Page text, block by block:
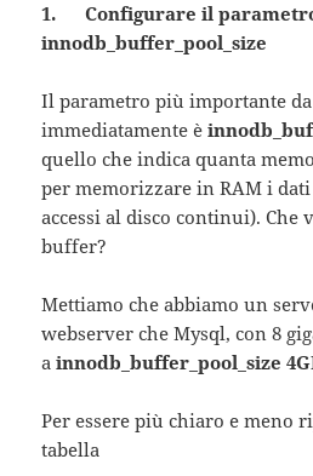
1. Configurare il
innodb_buffer_pool_size
Il parametro più importante
immediatamente è
quello che indica quanta
per memorizzare in RAM i
accessi al disco continui). Che
buffer?
Mettiamo che abbiamo un
webserver che Mysql, con 8
ainnodb_buffer_pool_size
Per essere più chiaro e meno
tabella